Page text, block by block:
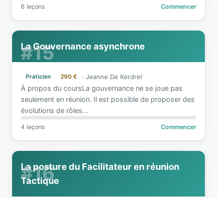
6 leçons Commencer
#15
La Gouvernance asynchrone
Praticien 290 € · Jeanne De Kerdrel
À propos du coursLa gouvernance ne se joue pas
seulement en réunion. Il est possible de proposer des
évolutions de rôles…
4 leçons Commencer
#16
La posture du Facilitateur en réunion
Tactique